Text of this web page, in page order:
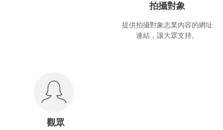
拍攝對象
提供拍攝對象志業內容的網址
連結，讓大眾支持。
觀眾